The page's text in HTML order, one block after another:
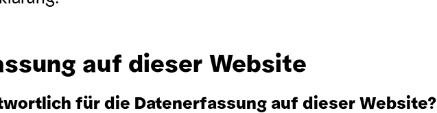
auf dieser Website
für die Datenerfassung auf dieser Website?